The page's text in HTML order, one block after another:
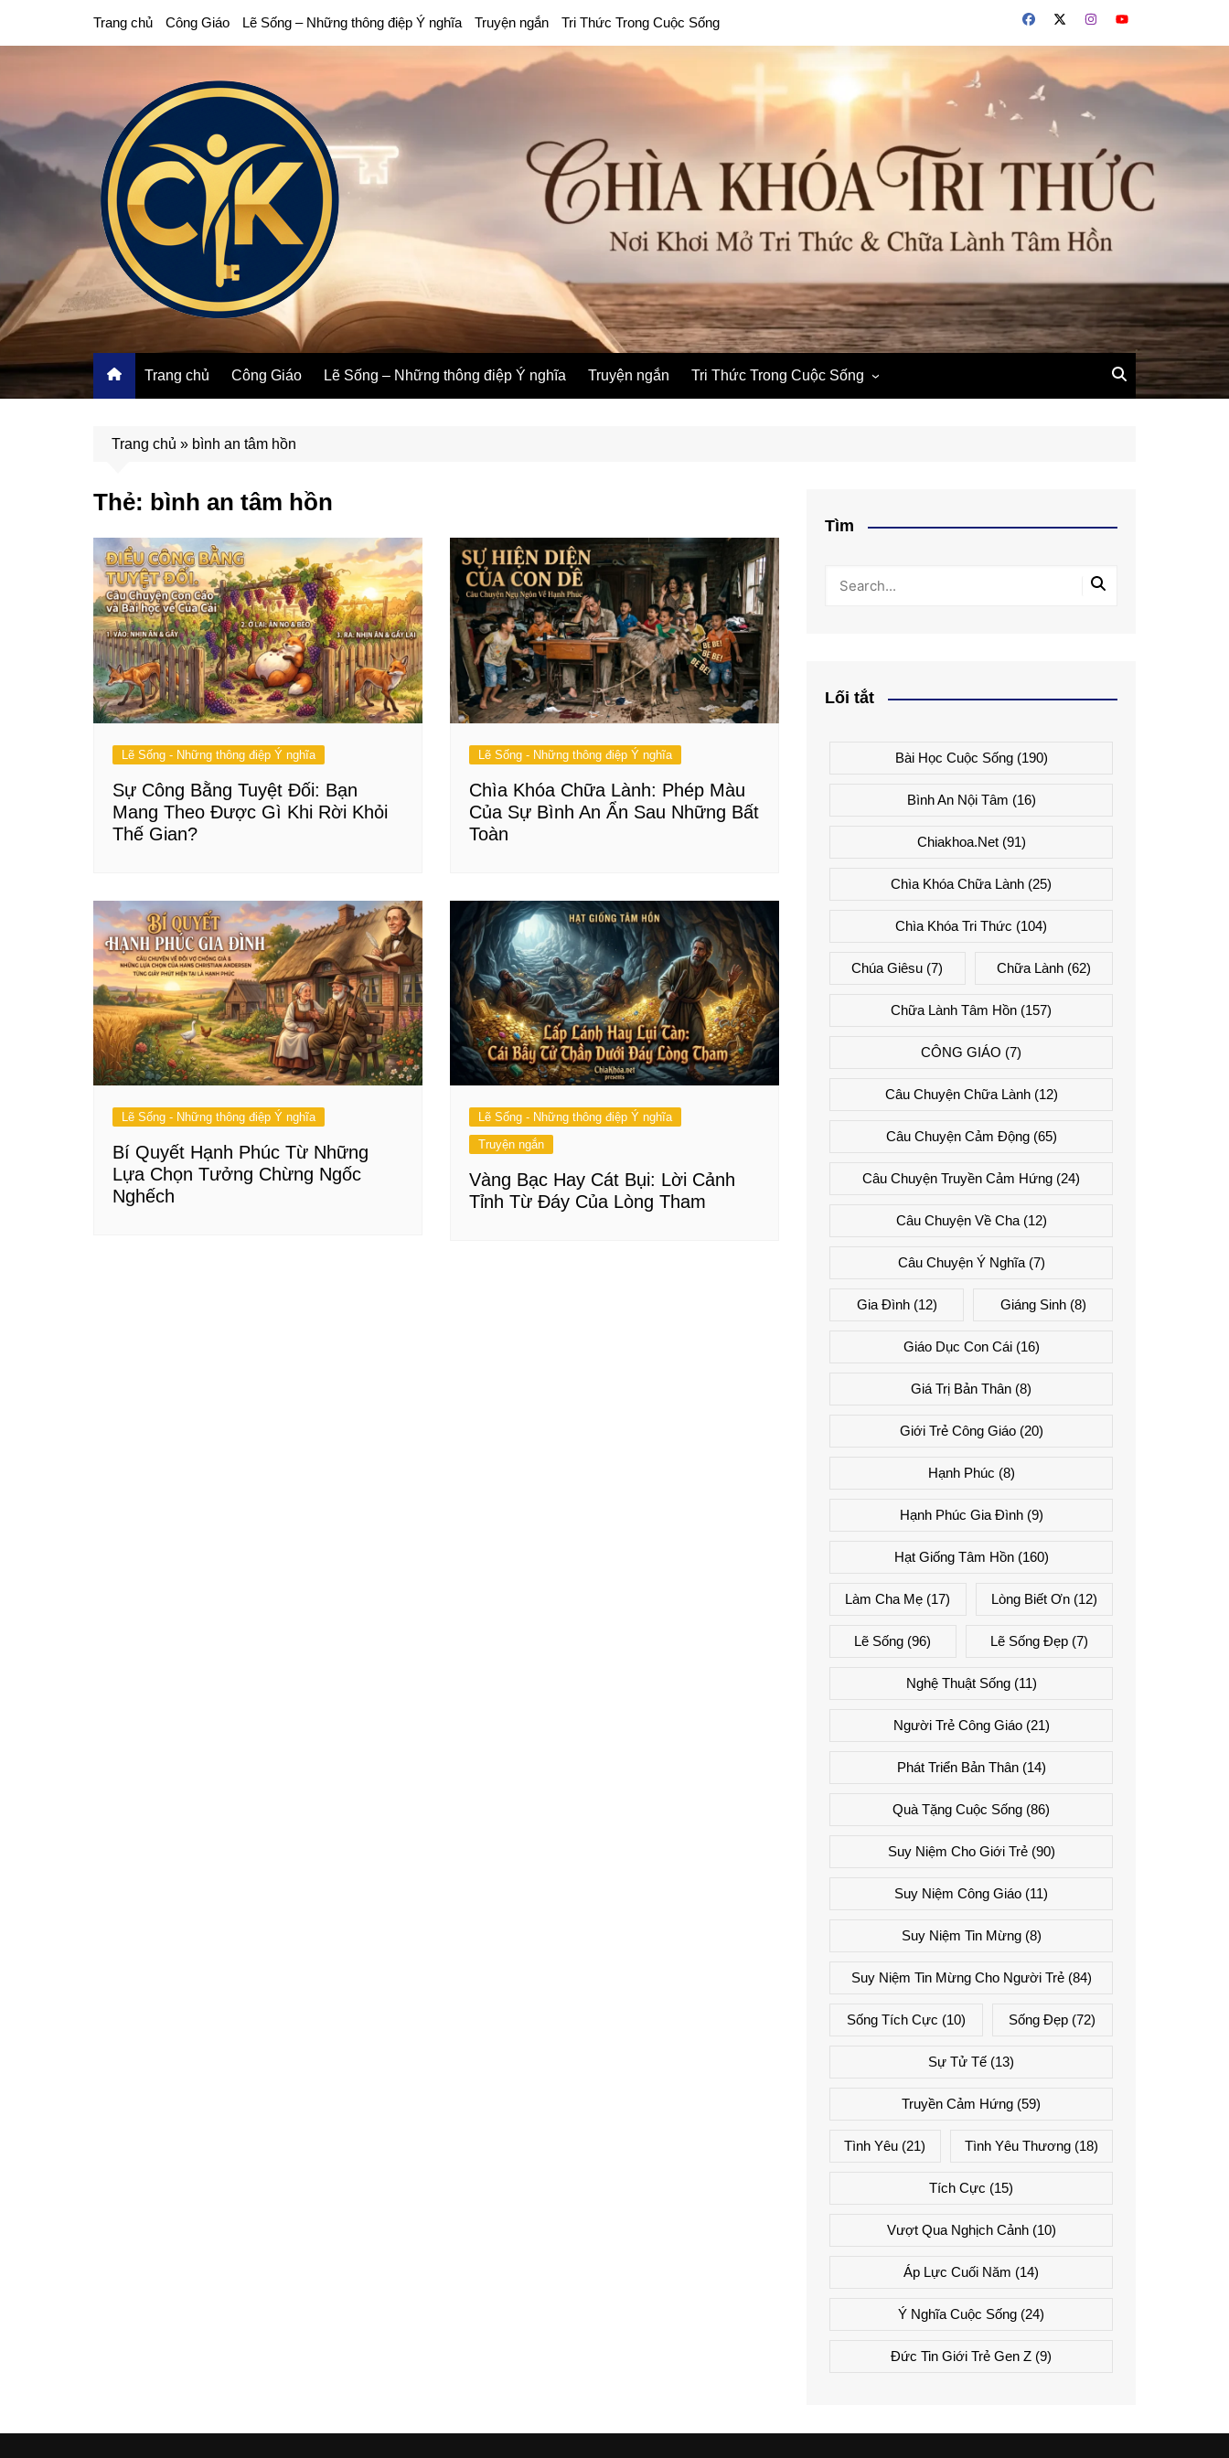
Trang chủ Công Giáo Lẽ Sống – Những thông điệp Ý nghĩa Truyện ngắn Tri Thức Trong Cuộc Sống
Trang chủ Công Giáo Lẽ Sống – Những thông điệp Ý nghĩa Truyện ngắn Tri Thức Trong Cuộc Sống
Trang chủ » bình an tâm hồn
Thẻ: bình an tâm hồn
Lẽ Sống - Những thông điệp Ý nghĩa
Sự Công Bằng Tuyệt Đối: Bạn
Mang Theo Được Gì Khi Rời Khỏi
Thế Gian?
Lẽ Sống - Những thông điệp Ý nghĩa
Chìa Khóa Chữa Lành: Phép Màu
Của Sự Bình An Ẩn Sau Những Bất
Toàn
Lẽ Sống - Những thông điệp Ý nghĩa
Bí Quyết Hạnh Phúc Từ Những
Lựa Chọn Tưởng Chừng Ngốc
Nghếch
Lẽ Sống - Những thông điệp Ý nghĩa
Truyện ngắn
Vàng Bạc Hay Cát Bụi: Lời Cảnh
Tỉnh Từ Đáy Của Lòng Tham
Tìm
Lối tắt
Bài Học Cuộc Sống(190)
Bình An Nội Tâm (16)
Chiakhoa.net(91)
Chìa Khóa Chữa Lành (25)
Chìa Khóa Tri Thức (104)
Chúa Giêsu (7) Chữa Lành(62)
Chữa Lành Tâm Hồn (157)
CÔNG GIÁO (7)
Câu Chuyện Chữa Lành(12)
Câu Chuyện Cảm Động(65)
Câu Chuyện Truyền Cảm Hứng (24)
Câu Chuyện Về Cha(12)
Câu Chuyện Ý Nghĩa(7)
Gia Đình(12) Giáng Sinh(8)
Giáo Dục Con Cái(16)
Giá Trị Bản Thân (8)
Giới Trẻ Công Giáo(20)
Hạnh Phúc (8)
Hạnh Phúc Gia Đình(9)
Hạt Giống Tâm Hồn(160)
Làm Cha Mẹ (17) Lòng Biết Ơn(12)
Lẽ Sống (96) Lẽ Sống Đẹp(7)
Nghệ Thuật Sống(11)
Người Trẻ Công Giáo(21)
Phát Triển Bản Thân(14)
Quà Tặng Cuộc Sống (86)
Suy Niệm Cho Giới Trẻ(90)
Suy Niệm Công Giáo (11)
Suy Niệm Tin Mừng(8)
Suy Niệm Tin Mừng Cho Người Trẻ(84)
Sống Tích Cực (10) Sống Đẹp (72)
Sự Tử Tế (13)
Truyền Cảm Hứng (59)
Tình Yêu (21) Tình Yêu Thương(18)
Tích Cực (15)
Vượt Qua Nghịch Cảnh(10)
Áp Lực Cuối Năm (14)
Ý Nghĩa Cuộc Sống (24)
Đức Tin Giới Trẻ Gen Z (9)